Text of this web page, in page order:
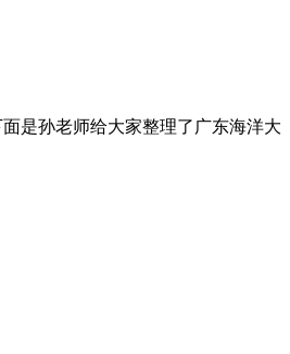
是孙老师给大家整理了广东海洋大